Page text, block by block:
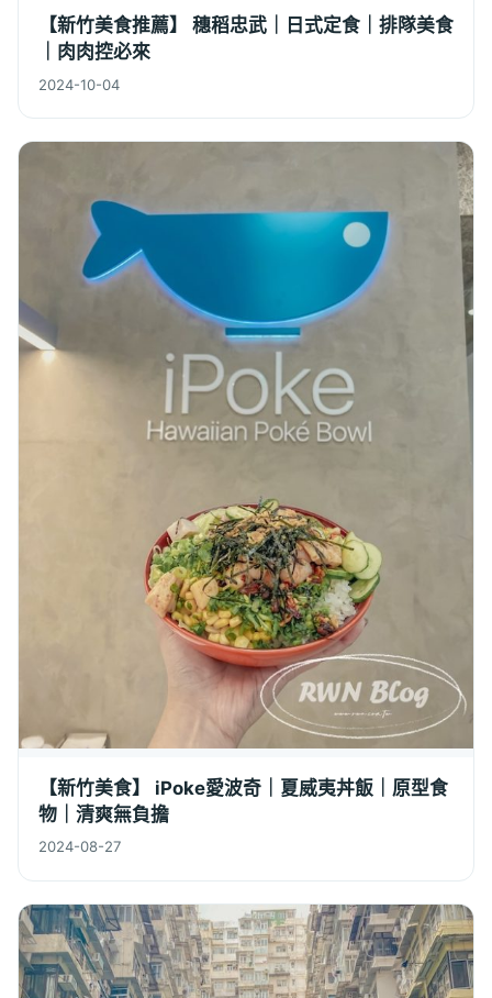
【新竹美食推薦】 穗稻忠武｜日式定食｜排隊美食
｜肉肉控必來
2024-10-04
【新竹美食】 iPoke愛波奇｜夏威夷丼飯｜原型食
物｜清爽無負擔
2024-08-27